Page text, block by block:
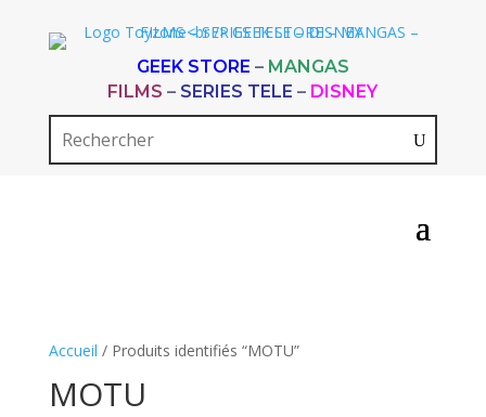
GEEK STORE – MANGAS
FILMS – SERIES TELE – DISNEY
Accueil / Produits identifiés “MOTU”
MOTU